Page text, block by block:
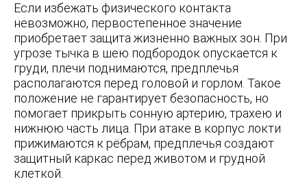
Если избежать физического контакта
невозможно, первостепенное значение
приобретает защита жизненно важных зон. При
угрозе тычка в шею подбородок опускается к
груди, плечи поднимаются, предплечья
располагаются перед головой и горлом. Такое
положение не гарантирует безопасность, но
помогает прикрыть сонную артерию, трахею и
нижнюю часть лица. При атаке в корпус локти
прижимаются к рёбрам, предплечья создают
защитный каркас перед животом и грудной
клеткой.